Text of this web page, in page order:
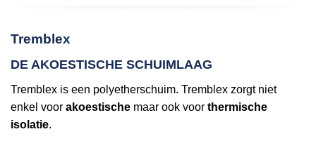
Tremblex
DE AKOESTISCHE SCHUIMLAAG
Tremblex is een polyetherschuim. Tremblex zorgt niet
enkel voor akoestische maar ook voor thermische
isolatie.